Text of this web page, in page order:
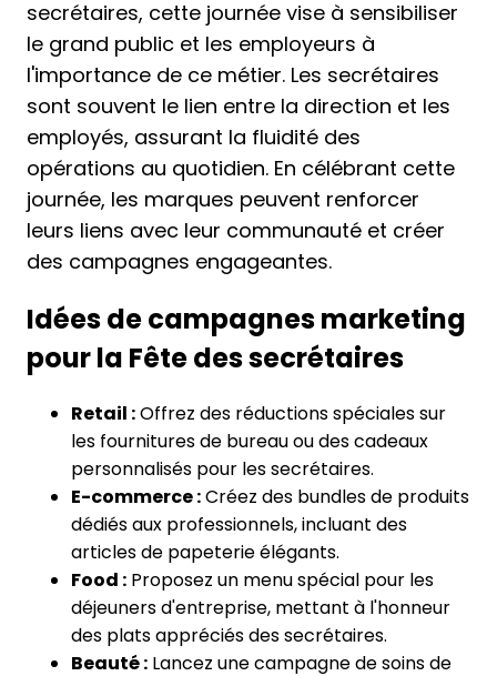
secrétaires, cette journée vise à sensibiliser
le grand public et les employeurs à
l'importance de ce métier. Les secrétaires
sont souvent le lien entre la direction et les
employés, assurant la fluidité des
opérations au quotidien. En célébrant cette
journée, les marques peuvent renforcer
leurs liens avec leur communauté et créer
des campagnes engageantes.
Idées de campagnes marketing
pour la Fête des secrétaires
Retail :Offrez des réductions spéciales sur
les fournitures de bureau ou des cadeaux
personnalisés pour les secrétaires.
E-commerce :Créez des bundles de produits
dédiés aux professionnels, incluant des
articles de papeterie élégants.
Food : Proposez un menu spécial pour les
déjeuners d'entreprise, mettant à l'honneur
des plats appréciés des secrétaires.
Beauté : Lancez une campagne de soins de